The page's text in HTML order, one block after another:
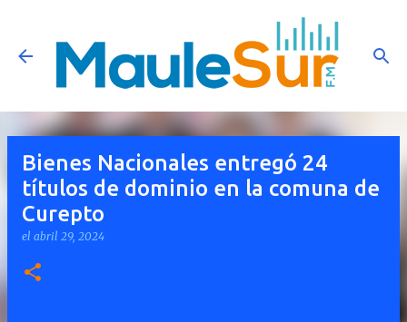
Ir al contenido principal
Bienes Nacionales entregó 24
títulos de dominio en la comuna de
Curepto
el abril 29, 2024